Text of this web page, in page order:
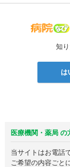
知
は
医療機関・薬局 の
当サイトはお電話
ご希望の内容ごと